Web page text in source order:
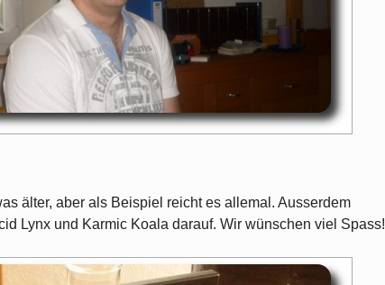
älter, aber als Beispiel reicht es allemal. Ausserdem
Lynx und Karmic Koala darauf. Wir wünschen viel Spass!